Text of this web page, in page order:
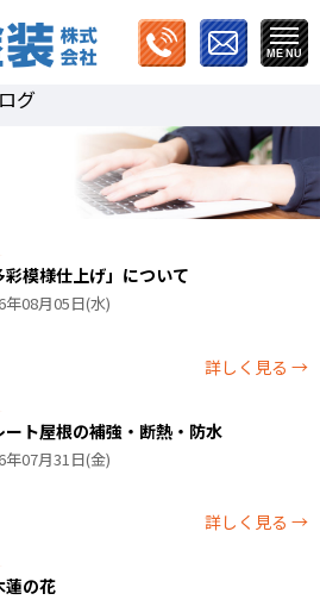
グ
彩模様仕上げ」について
年08月05日(水)
詳しく見る →
ート屋根の補強・断熱・防水
年07月31日(金)
詳しく見る →
蓮の花